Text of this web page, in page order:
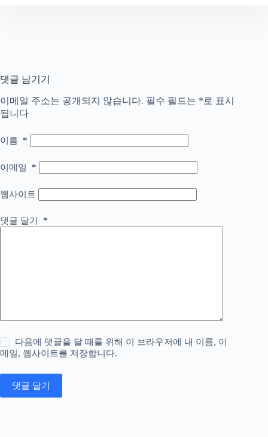
댓글 남기기
이메일 주소는 공개되지 않습니다. 필수 필드는 * 로 표시
됩니다
이름 *
이메일 *
웹사이트
댓글 달기 *
다음에 댓글을 달 때를 위해 이 브라우저에 내 이름, 이
메일, 웹사이트를 저장합니다.
댓글 달기